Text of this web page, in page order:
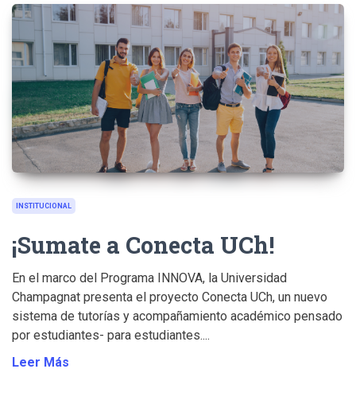
INSTITUCIONAL
¡Sumate a Conecta UCh!
En el marco del Programa INNOVA, la Universidad
Champagnat presenta el proyecto Conecta UCh, un nuevo
sistema de tutorías y acompañamiento académico pensado
por estudiantes- para estudiantes....
Leer Más